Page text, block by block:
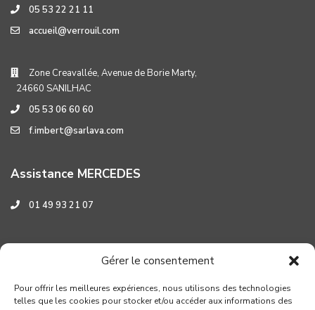
Gérer le consentement
Pour offrir les meilleures expériences, nous utilisons des technologies
telles que les cookies pour stocker et/ou accéder aux informations des
05 53 22 21 11
accueil@verrouil.com
Zone Creavallée, Avenue de Borie Marty,
24660 SANILHAC
05 53 06 60 60
f.imbert@sarlava.com
Assistance MERCEDES
01 49 93 21 07
Assistance HYUNDAI